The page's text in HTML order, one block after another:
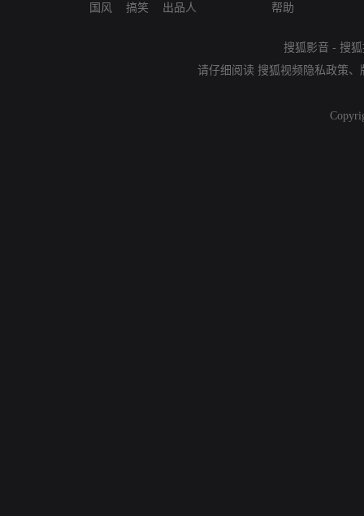
国风
搞笑
出品人
帮助
搜狐影音 - 搜
请仔细阅读 搜狐视频隐私政策、